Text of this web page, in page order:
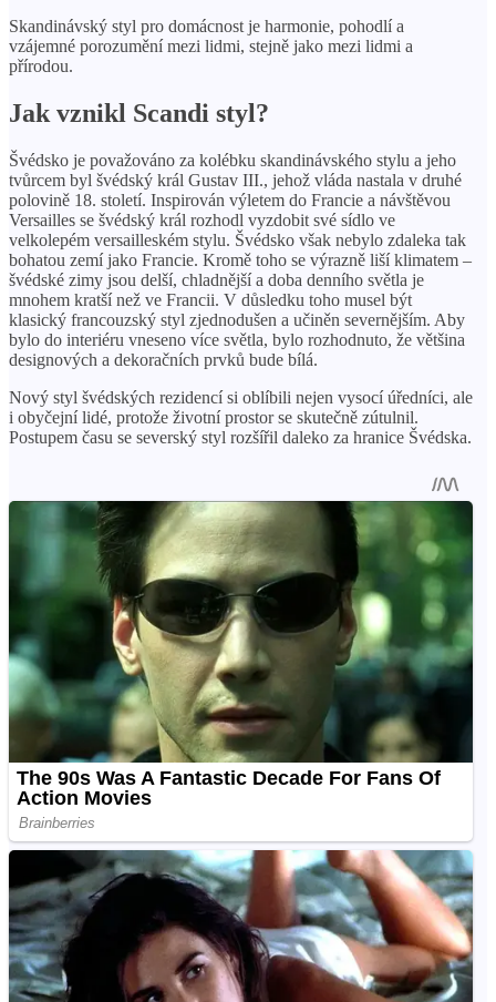
Skandinávský styl pro domácnost je harmonie, pohodlí a
vzájemné porozumění mezi lidmi, stejně jako mezi lidmi a
přírodou.
Jak vznikl Scandi styl?
Švédsko je považováno za kolébku skandinávského stylu a jeho
tvůrcem byl švédský král Gustav III., jehož vláda nastala v druhé
polovině 18. století. Inspirován výletem do Francie a návštěvou
Versailles se švédský král rozhodl vyzdobit své sídlo ve
velkolepém versailleském stylu. Švédsko však nebylo zdaleka tak
bohatou zemí jako Francie. Kromě toho se výrazně liší klimatem –
švédské zimy jsou delší, chladnější a doba denního světla je
mnohem kratší než ve Francii. V důsledku toho musel být
klasický francouzský styl zjednodušen a učiněn severnějším. Aby
bylo do interiéru vneseno více světla, bylo rozhodnuto, že většina
designových a dekoračních prvků bude bílá.
Nový styl švédských rezidencí si oblíbili nejen vysocí úředníci, ale
i obyčejní lidé, protože životní prostor se skutečně zútulnil.
Postupem času se severský styl rozšířil daleko za hranice Švédska.